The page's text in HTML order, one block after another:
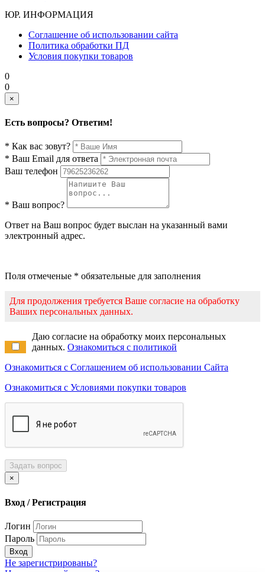
ЮР. ИНФОРМАЦИЯ
Соглашение об использовании сайта
Политика обработки ПД
Условия покупки товаров
0
0
×
Есть вопросы? Ответим!
* Как вас зовут?
* Ваш Email для ответа
Ваш телефон
* Ваш вопрос?
Ответ на Ваш вопрос будет выслан на указанный вами
электронный адрес.
Поля отмеченые * обязательные для заполнения
Для продолжения требуется Ваше согласие на обработку
Ваших персональных данных.
Даю согласие на обработку моих персональных
данных. Ознакомиться с политикой
Ознакомиться с Соглашением об использовании Сайта
Ознакомиться с Условиями покупки товаров
Задать вопрос
×
Вход / Регистрация
Логин
Пароль
Вход
Не зарегистрированы?